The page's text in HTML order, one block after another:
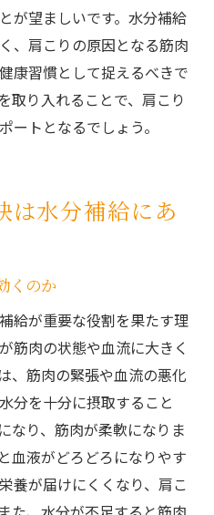
が望ましいです。水分補給
、肩こりの原因となる筋肉
康習慣として捉えるべきで
取り入れることで、肩こり
ートとなるでしょう。
は水分補給にあ
くのか
給が重要な役割を果たす理
筋肉の状態や血流に大きく
、筋肉の緊張や血流の悪化
分を十分に摂取すること
なり、筋肉が柔軟になりま
血液がどろどろになりやす
養が届けにくくなり、肩こ